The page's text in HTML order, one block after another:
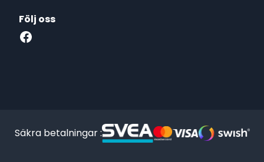
Följ oss
Facebook
Säkra betalningar :